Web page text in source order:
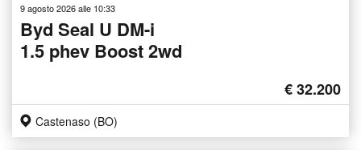
9 agosto 2026 alle 10:33
Byd Seal U DM-i
1.5 phev Boost 2wd
€ 32.200
Castenaso (BO)